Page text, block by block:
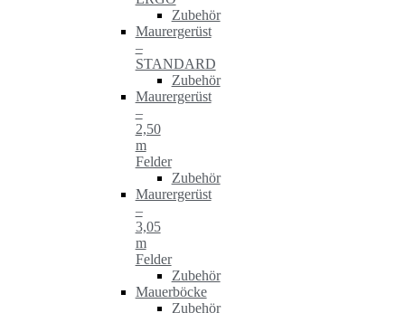
Zubehör
Maurergerüst
–
STANDARD
Zubehör
Maurergerüst
–
2,50
m
Felder
Zubehör
Maurergerüst
–
3,05
m
Felder
Zubehör
Mauerböcke
Zubehör